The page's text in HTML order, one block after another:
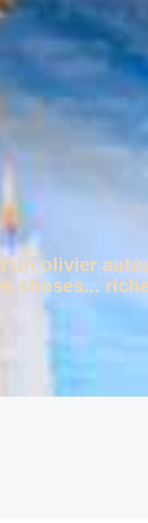
olivier
choses...